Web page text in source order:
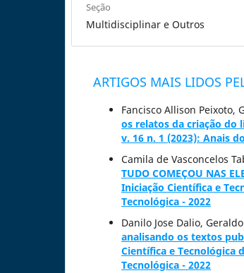
Seção
Multidisciplinar e Outros
ARTIGOS MAIS LIDOS
Fancisco Allison Peixoto,
os relatos da criação do
v. 16 n. 1 (2023): Anais
Camila de Vasconcelos
TUDO COMEÇOU NAS
Iniciação Científica e
Tecnológica - 2022
Danilo Jose Dalio,
analisando os textos
Científica e Tecnológica
Tecnológica - 2022